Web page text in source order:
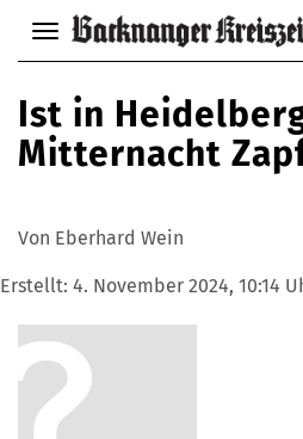
Navigation
anzeigen
bzw.
verbergen
Ist in
Mitternacht
Von Eberhard Wein
Erstellt: 4. November 2024, 10:14